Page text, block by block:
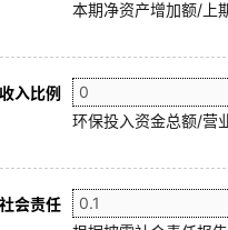
本期净资产增加额/上
入比例
环保投入资金总额/营
社会责任